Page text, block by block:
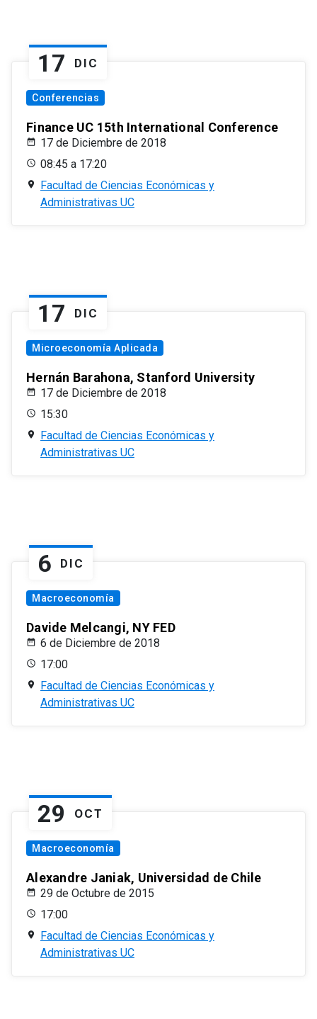
17 DIC
Conferencias
Finance UC 15th International Conference
17 de Diciembre de 2018
08:45 a 17:20
Facultad de Ciencias Económicas y
Administrativas UC
17 DIC
Microeconomía Aplicada
Hernán Barahona, Stanford University
17 de Diciembre de 2018
15:30
Facultad de Ciencias Económicas y
Administrativas UC
6 DIC
Macroeconomía
Davide Melcangi, NY FED
6 de Diciembre de 2018
17:00
Facultad de Ciencias Económicas y
Administrativas UC
29 OCT
Macroeconomía
Alexandre Janiak, Universidad de Chile
29 de Octubre de 2015
17:00
Facultad de Ciencias Económicas y
Administrativas UC